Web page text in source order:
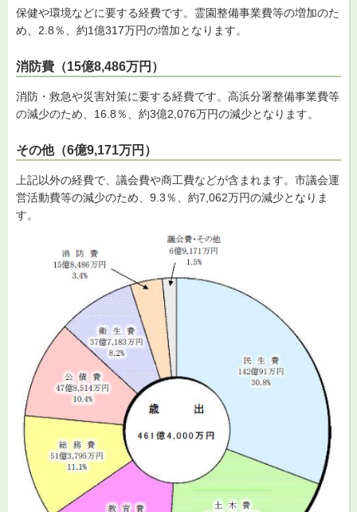
保健や環境などに要する経費です。霊園整備事業費等の増加のた
め、2.8％、約1億317万円の増加となります。
消防費（15億8,486万円）
消防・救急や災害対策に要する経費です。高浜分署整備事業費等
の減少のため、16.8％、約3億2,076万円の減少となります。
その他（6億9,171万円）
上記以外の経費で、議会費や商工費などが含まれます。市議会運
営活動費等の減少のため、9.3％、約7,062万円の減少となりま
す。